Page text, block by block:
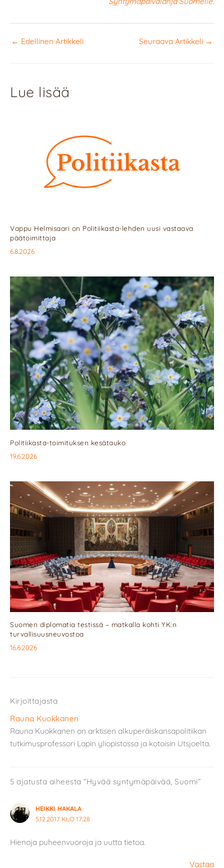
← Edellinen Artikkeli Seuraava Artikkeli →
Lue lisää
Vappu Helmisaari on Politiikasta-lehden uusi vastaava
päätoimittaja
6.8.2026
Politiikasta-toimituksen kesätauko
19.6.2026
Suomen diplomatia testissä – matkalla kohti YK:n
turvallisuusneuvostoa
16.6.2026
Kirjoittajasta
Rauna Kuokkanen
Rauna Kuokkanen on arktisen alkuperäiskansapolitiikan
tutkimusprofessori Lapin yliopistossa ja kotoisin Utsjoelta.
5 ajatusta aiheesta “Hyvää syntymäpäivää, Suomi”
HEIKKI HAKALA
5.12.2017 KLO 17:28
Hienoja puheenvuoroja ja uutta tietoa.
Vastaa